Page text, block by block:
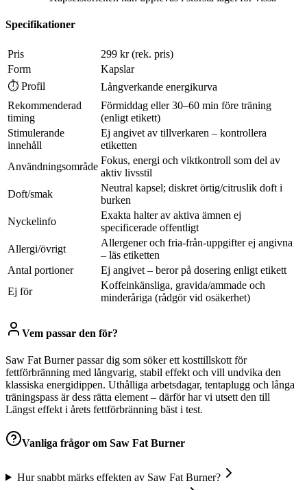
Specifikationer
Pris
299 kr (rek. pris)
Form
Kapslar
⏱ Profil
Långverkande energikurva
Rekommenderad
timing
Förmiddag eller 30–60 min före träning
(enligt etikett)
Stimulerande
innehåll
Ej angivet av tillverkaren – kontrollera
etiketten
Användningsområde
Fokus, energi och viktkontroll som del av
aktiv livsstil
Doft/smak
Neutral kapsel; diskret örtig/citruslik doft i
burken
Nyckelinfo
Exakta halter av aktiva ämnen ej
specificerade offentligt
Allergi/övrigt
Allergener och fria-från-uppgifter ej angivna
– läs etiketten
Antal portioner
Ej angivet – beror på dosering enligt etikett
Ej för
Koffeinkänsliga, gravida/ammade och
minderåriga (rådgör vid osäkerhet)
Vem passar den för?
Saw Fat Burner passar dig som söker ett kosttillskott för
fettförbränning med långvarig, stabil effekt och vill undvika den
klassiska energidippen. Uthålliga arbetsdagar, tentaplugg och långa
träningspass är dess rätta element – därför har vi utsett den till
Längst effekt i årets fettförbränning bäst i test.
Vanliga frågor om Saw Fat Burner
Hur snabbt märks effekten av Saw Fat Burner?